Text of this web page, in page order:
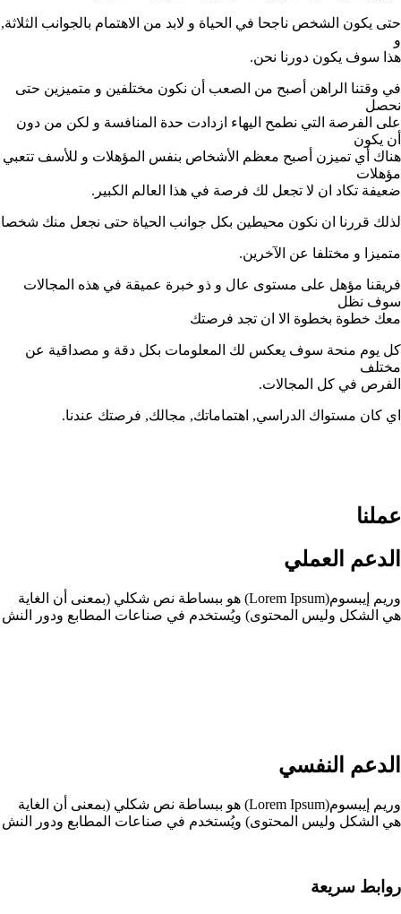
حتى يكون الشخص ناجحا في الحياة و لابد من الاهتمام بالجوانب الثلاثة,
و
هذا سوف يكون دورنا نحن.
في وقتنا الراهن أصبح من الصعب أن نكون مختلفين و متميزين حتى
نحصل
على الفرصة التي نطمح اليهاء ازدادت حدة المنافسة و لكن من دون
أن يكون
هناك أي تميزن أصبح معظم الأشخاص بنفس المؤهلات و للأسف تتعبي
مؤهلات
ضعيفة تكاد ان لا تجعل لك فرصة في هذا العالم الكبير.
لذلك قررنا ان نكون محيطين بكل جوانب الحياة حتى نجعل منك شخصا
متميزا و مختلفا عن الآخرين.
فريقنا مؤهل على مستوى عال و ذو خبرة عميقة في هذه المجالات
سوف نظل
معك خطوة بخطوة الا ان تجد فرصتك
كل يوم منحة سوف يعكس لك المعلومات بكل دقة و مصداقية عن
مختلف
الفرص في كل المجالات.
اي كان مستواك الدراسي, اهتماماتك, مجالك, فرصتك عندنا.
عملنا
الدعم العملي
وريم إيبسوم(Lorem Ipsum) هو ببساطة نص شكلي (بمعنى أن الغاية
هي الشكل وليس المحتوى) ويُستخدم في صناعات المطابع ودور النش
الدعم النفسي
وريم إيبسوم(Lorem Ipsum) هو ببساطة نص شكلي (بمعنى أن الغاية
هي الشكل وليس المحتوى) ويُستخدم في صناعات المطابع ودور النش
روابط سريعة